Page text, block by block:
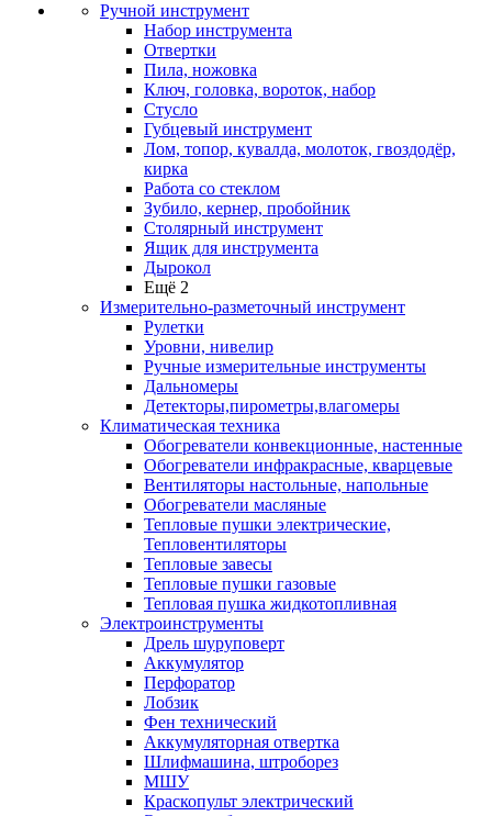
Ручной инструмент
Набор инструмента
Отвертки
Пила, ножовка
Ключ, головка, вороток, набор
Стусло
Губцевый инструмент
Лом, топор, кувалда, молоток, гвоздодёр,
кирка
Работа со стеклом
Зубило, кернер, пробойник
Столярный инструмент
Ящик для инструмента
Дырокол
Ещё 2
Измерительно-разметочный инструмент
Рулетки
Уровни, нивелир
Ручные измерительные инструменты
Дальномеры
Детекторы,пирометры,влагомеры
Климатическая техника
Обогреватели конвекционные, настенные
Обогреватели инфракрасные, кварцевые
Вентиляторы настольные, напольные
Обогреватели масляные
Тепловые пушки электрические,
Тепловентиляторы
Тепловые завесы
Тепловые пушки газовые
Тепловая пушка жидкотопливная
Электроинструменты
Дрель шуруповерт
Аккумулятор
Перфоратор
Лобзик
Фен технический
Аккумуляторная отвертка
Шлифмашина, штроборез
МШУ
Краскопульт электрический